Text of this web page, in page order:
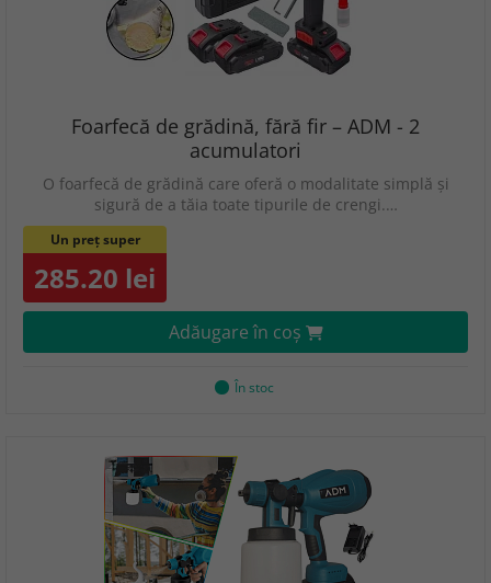
Foarfecă de grădină, fără fir – ADM - 2
acumulatori
O foarfecă de grădină care oferă o modalitate simplă și
sigură de a tăia toate tipurile de crengi.…
Un preț super
285.20 lei
Adăugare în coş
În stoc